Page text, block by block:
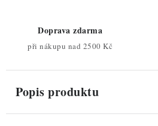
Doprava zdarma
při nákupu nad 2500 Kč
Popis produktu